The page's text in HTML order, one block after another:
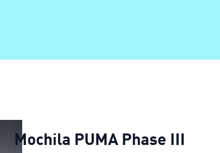
Mochila PUMA Phase III